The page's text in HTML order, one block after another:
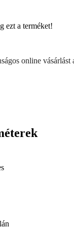
ezt a terméket!
online